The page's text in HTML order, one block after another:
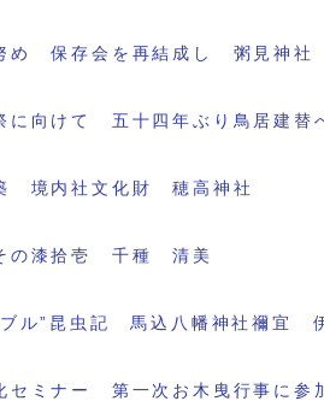
め 保存会を再結成し 粥見神社
に向けて 五十四年ぶり鳥居建
境内社文化財 穂高神社
の漆拾壱 千種 清美
ブル”昆虫記 馬込八幡神社禰宜
セミナー 第一次お木曳行事に